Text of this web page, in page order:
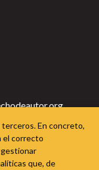
redes sociais
terceros. En concreto,
el correcto
que, de